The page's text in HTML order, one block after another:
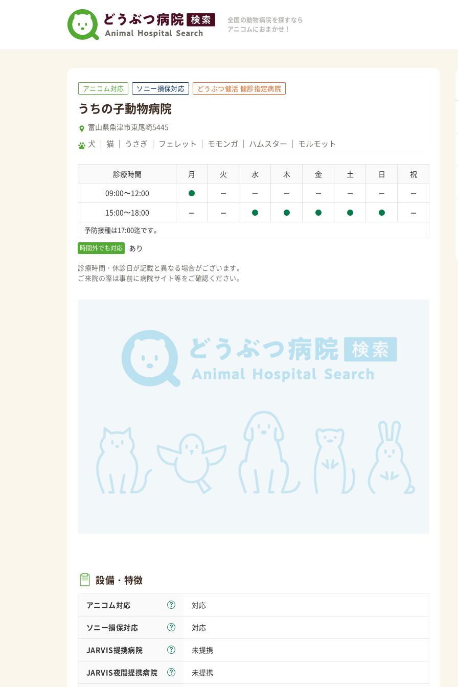
全国の動物病院を探すなら
アニコムにおまかせ！
アニコム対応 ソニー損保対応 どうぶつ健活 健診指定病院
うちの子動物病院
富山県魚津市東尾崎5445
犬 猫 うさぎ フェレット モモンガ ハムスター モルモット
診療時間 月 火 水 木 金 土 日
祝
09:00〜12:00
15:00〜18:00
予防接種は17:00迄です。
時間外でも対応 あり
診療時間・休診日が記載と異なる場合がございます。
ご来院の際は事前に病院サイト等をご確認ください。
設備・特徴
アニコム対応 対応
ソニー損保対応 対応
JARVIS提携病院 未提携
JARVIS夜間提携病院 未提携